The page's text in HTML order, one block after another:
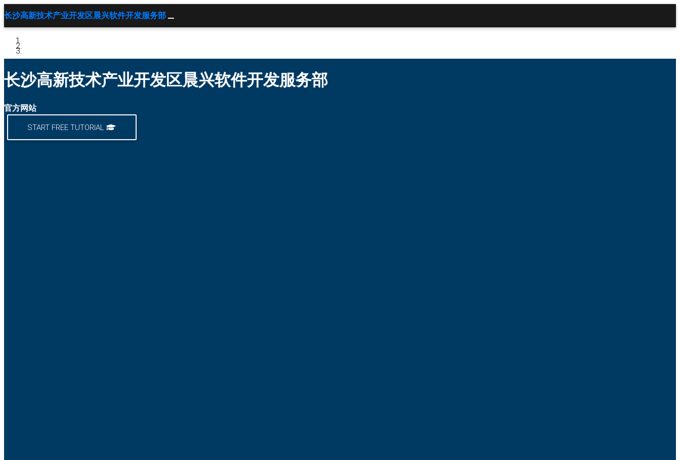
长沙高新技术产业开发区晨兴软件开发服务部
长沙高新技术产业开发区晨兴软件开发服务部
官方网站
START FREE TUTORIAL